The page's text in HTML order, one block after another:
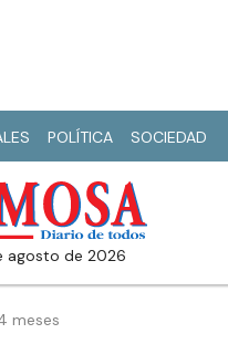
POLÍTICA SOCIEDAD
agosto de 2026
meses